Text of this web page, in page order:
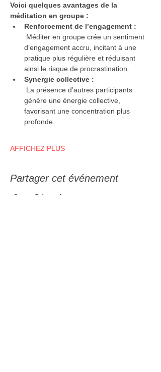
Voici quelques avantages de la
méditation en groupe :
Renforcement de l’engagement :
Méditer en groupe crée un sentiment
d’engagement accru, incitant à une
pratique plus régulière et réduisant
ainsi le risque de procrastination.
Synergie collective :
La présence d’autres participants
génère une énergie collective,
favorisant une concentration plus
profonde.
AFFICHEZ PLUS
Partager cet événement